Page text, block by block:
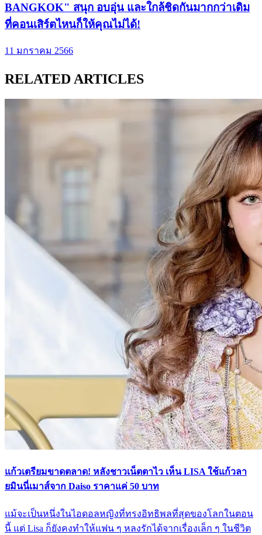
BANGKOK" สนุก อบอุ่น และใกล้ชิดกันมากกว่าเดิม
ที่คอนเสิร์ตไหนก็ให้คุณไม่ได้!
11 มกราคม 2566
RELATED ARTICLES
แก้วเตรียมขาดตลาด! หลังชาวเน็ตตาไว เห็น LISA ใช้แก้วลา
ยมินนี่เมาส์จาก Daiso ราคาแค่ 50 บาท
แม้จะเป็นหนึ่งในไอดอลหญิงที่ทรงอิทธิพลที่สุดของโลกในตอน
นี้ แต่ Lisa ก็ยังคงทำให้แฟน ๆ หลงรักได้จากเรื่องเล็ก ๆ ในชีวิต